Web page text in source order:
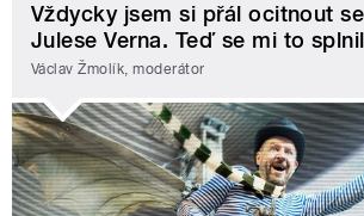
Vždycky jsem si přál ocitnout
Julese Verna. Teď se mi to
Václav Žmolík, moderátor